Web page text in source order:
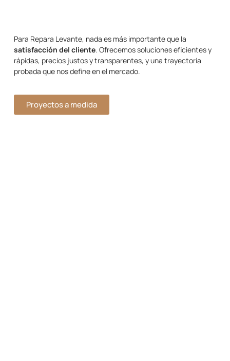
Para Repara Levante, nada es más importante que la
satisfacción del cliente. Ofrecemos soluciones eficientes y
rápidas, precios justos y transparentes, y una trayectoria
probada que nos define en el mercado.
Proyectos a medida